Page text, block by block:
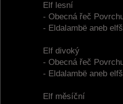
Elf lesní
- Obecná řeč
- Eldalambë aneb
Elf divoký
- Obecná řeč
- Eldalambë aneb
Elf měsíční